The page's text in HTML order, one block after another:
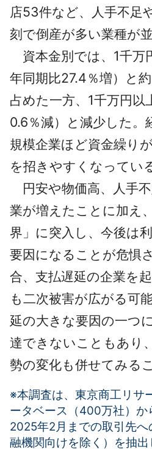
店53件など、人手不足
刻で倒産が多い業種が並
資本金別では、1千万
年同期比27.4％増）と
占めた一方、1千万円以
0.6％減）と減少した。
規模企業ほど資金繰り
を招きやすくなってい
円安や物価高、人手
業が増えたことに加え
界」に突入し、今後は
要因になることが危惧
合、支払遅延の企業を
も二次被害が広がる可
延の大きな要因の一つ
達できないこともあり
勢の変化も併せてみる
※本調査は、東京商工リサ
ータベース（400万社）か
2025年2月までの取引先へ
融機関向けを除く）を抽出